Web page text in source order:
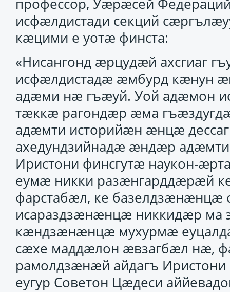
исфӕлдистади секций
кӕцими е уотӕ финста:
«Нисангонд ӕрцудӕй ахсгиаг
исфӕлдистадӕ ӕмбурд кӕнун
адӕми нӕ гъӕуй. Уой адӕмон
тӕккӕ рагондӕр ӕма
адӕмти историйӕн ӕнцӕ
ахедундзийнадӕ ӕндӕр
Иристони финсгутӕ наукон-
еумӕ никки разӕнгарддӕрӕй
фарстабӕл, ке
исараздзӕнӕнцӕ никкидӕр ма
кӕндзӕнӕнцӕ мухурмӕ
сӕхе маддӕлон ӕвзагбӕл нӕ,
рамолдзӕнӕй айдагъ
еугур Советон Цӕдеси